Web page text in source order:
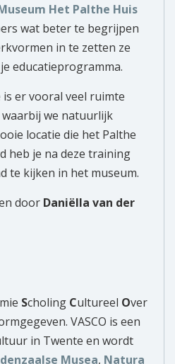
Het Palthe Huis
wat beter te begrijpen
in te zetten ze
educatieprogramma.
er vooral veel ruimte
we natuurlijk
locatie die het Palthe
heb je na deze training
te kijken in het museum.
door Daniëlla van der
Scholing Cultureel Over
VASCO is een
in Twente en wordt
Musea, Natura